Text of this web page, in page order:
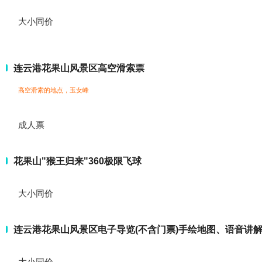
大小同价
连云港花果山风景区高空滑索票
高空滑索的地点，玉女峰
成人票
花果山"猴王归来"360极限飞球
大小同价
连云港花果山风景区电子导览(不含门票)手绘地图、语音讲